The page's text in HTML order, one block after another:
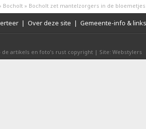
Bocholt » Bocholt zet mantelzorgers in de bloemetjes
| Over deze site | Gemeente-info & links
de artikels en foto’s rust copyright | Site: Webstylers